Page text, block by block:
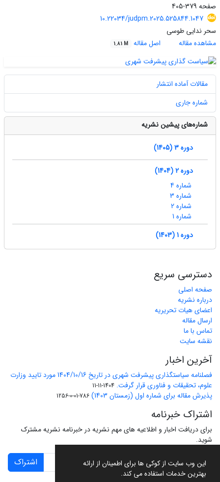
این وب سایت از کوکی ها برای اطمینان از ارائه
بهترین خدمات استفاده می کند.
صفحه 379-405
10.22034/judpm.2025.525844.1047
سحر ندایی طوسی
مشاهده مقاله
اصل مقاله 1.81 M
مقالات آماده انتشار
شماره جاری
شماره‌های پیشین نشریه
دوره 3 (1405)
دوره 2 (1404)
شماره 4
شماره 3
شماره 2
شماره 1
دوره 1 (1403)
دسترسی سریع
صفحه اصلی
درباره نشریه
اعضای هیات تحریریه
ارسال مقاله
تماس با ما
نقشه سایت
آخرین اخبار
فصلنامه سیاستگذاری پیشرفت شهری در تاریخ 1404/10/16 مورد تایید وزارت
علوم، تحقیقات و فناوری قرار گرفت. 1404-11-11
پذیرش مقاله برای شماره اول (زمستان 1403) 786-01-0-1256
اشتراک خبرنامه
برای دریافت اخبار و اطلاعیه های مهم نشریه در خبرنامه نشریه مشترک
شوید.
اشتراک